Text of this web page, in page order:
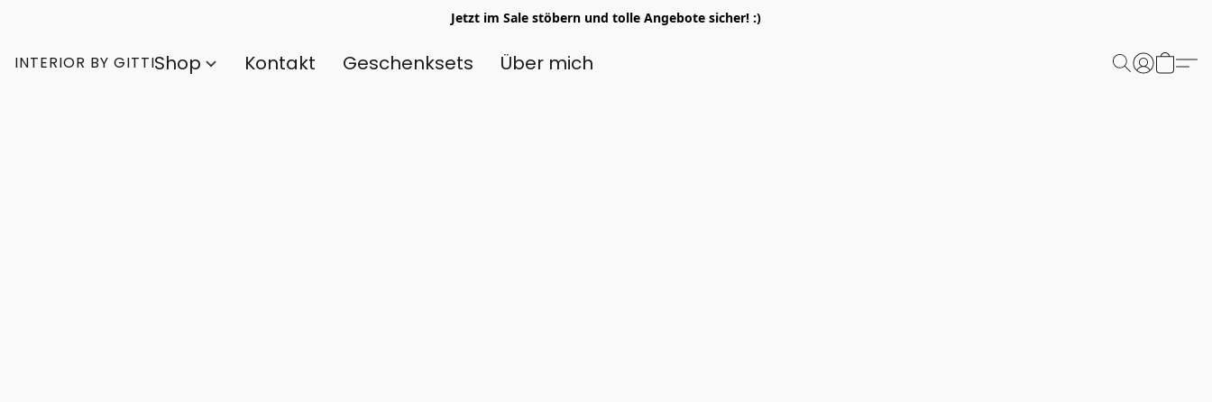
Jetzt im Sale stöbern und tolle Angebote sicher! :)
INTERIOR BY GITTIShop Kontakt Geschenksets Über mich